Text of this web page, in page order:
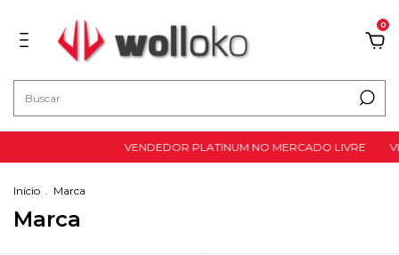
0
VENDEDOR PLATINUM NO MERCADO LIVRE VENDEDOR
Início . Marca
Marca